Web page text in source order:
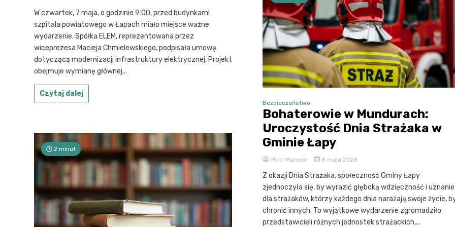
W czwartek, 7 maja, o godzinie 9:00, przed budynkami
szpitala powiatowego w Łapach miało miejsce ważne
wydarzenie. Spółka ELEM, reprezentowana przez
wiceprezesa Macieja Chmielewskiego, podpisała umowę
dotyczącą modernizacji infrastruktury elektrycznej. Projekt
obejmuje wymianę głównej...
Czytaj dalej
2 minut
Bezpieczeństwo
Bohaterowie w Mundurach:
Uroczystość Dnia Strażaka w
Gminie Łapy
Piotr Marecki 8 maja 2026
Z okazji Dnia Strażaka, społeczność Gminy Łapy
zjednoczyła się, by wyrazić głęboką wdzięczność i uznanie
dla strażaków, którzy każdego dnia narażają swoje życie,
chronić innych. To wyjątkowe wydarzenie zgromadziło
przedstawicieli różnych jednostek strażackich,...